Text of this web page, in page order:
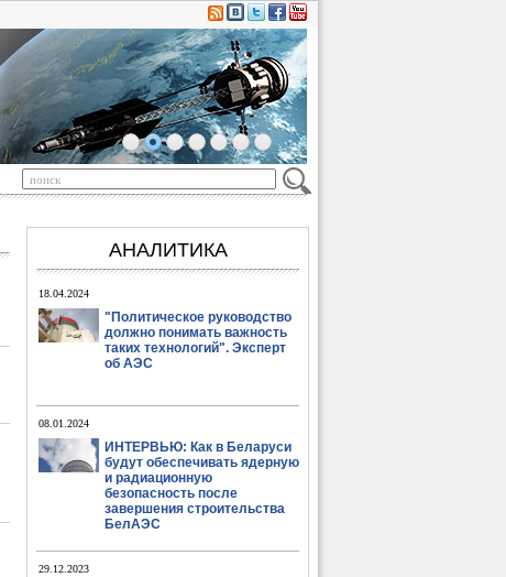
АНАЛИТИКА
18.04.2024
"Политическое руководство
должно понимать важность
таких технологий". Эксперт
об АЭС
08.01.2024
ИНТЕРВЬЮ: Как в Беларуси
будут обеспечивать ядерную
и радиационную
безопасность после
завершения строительства
БелАЭС
29.12.2023